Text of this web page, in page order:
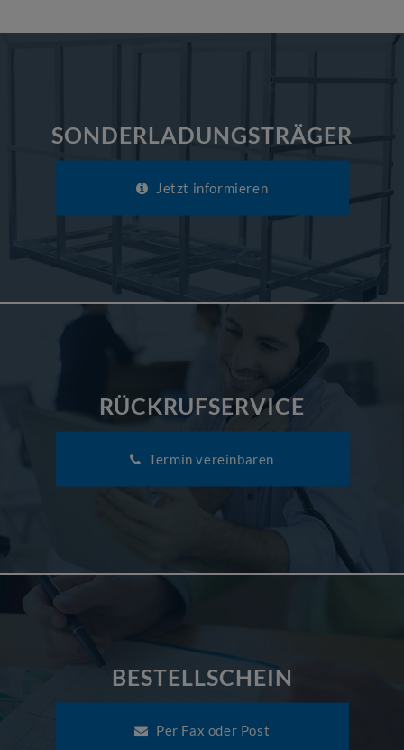
SONDERLADUNGSTRÄGER
Jetzt informieren
RÜCKRUFSERVICE
Termin vereinbaren
BESTELLSCHEIN
Per Fax oder Post